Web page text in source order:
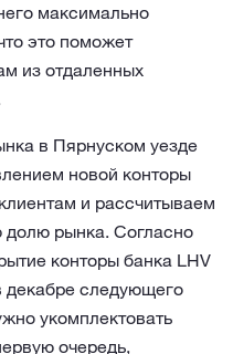
максимально
это поможет
из отдаленных
в Пярнуском уезде
новой конторы
и рассчитываем
долю рынка. Согласно
конторы банка LHV
декабре следующего
укомплектовать
очередь,